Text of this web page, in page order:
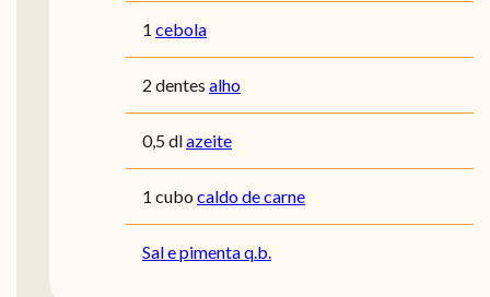
1 cebola
2 dentes alho
0,5 dlazeite
1 cubo caldo de carne
Sal e pimenta q.b.